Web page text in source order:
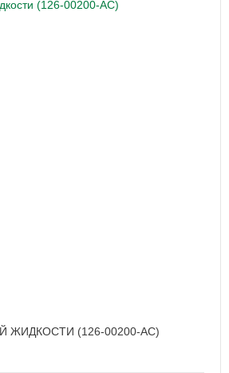
ЖИДКОСТИ (126-00200-AC)